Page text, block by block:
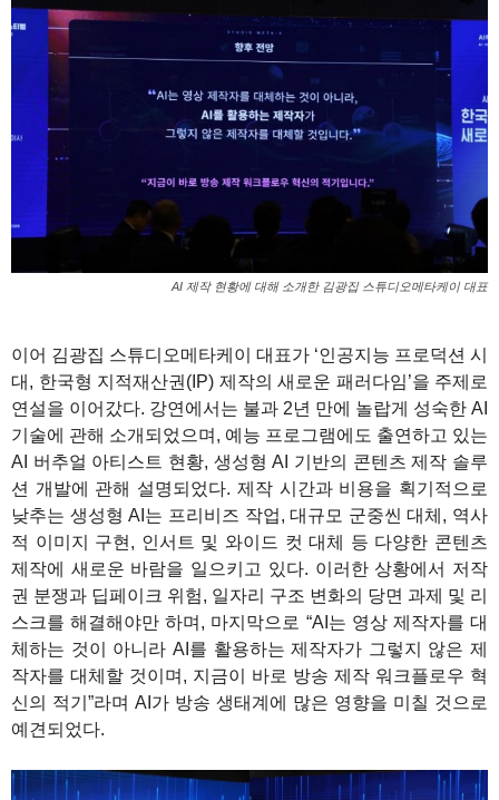
AI 제작 현황에 대해 소개한 김광집 스튜디오메타케이 대표
이어 김광집 스튜디오메타케이 대표가 ‘인공지능 프로덕션 시
대, 한국형 지적재산권(IP) 제작의 새로운 패러다임’을 주제로
연설을 이어갔다. 강연에서는 불과 2년 만에 놀랍게 성숙한 AI
기술에 관해 소개되었으며, 예능 프로그램에도 출연하고 있는
AI 버추얼 아티스트 현황, 생성형 AI 기반의 콘텐츠 제작 솔루
션 개발에 관해 설명되었다. 제작 시간과 비용을 획기적으로
낮추는 생성형 AI는 프리비즈 작업, 대규모 군중씬 대체, 역사
적 이미지 구현, 인서트 및 와이드 컷 대체 등 다양한 콘텐츠
제작에 새로운 바람을 일으키고 있다. 이러한 상황에서 저작
권 분쟁과 딥페이크 위험, 일자리 구조 변화의 당면 과제 및 리
스크를 해결해야만 하며, 마지막으로 “AI는 영상 제작자를 대
체하는 것이 아니라 AI를 활용하는 제작자가 그렇지 않은 제
작자를 대체할 것이며, 지금이 바로 방송 제작 워크플로우 혁
신의 적기”라며 AI가 방송 생태계에 많은 영향을 미칠 것으로
예견되었다.